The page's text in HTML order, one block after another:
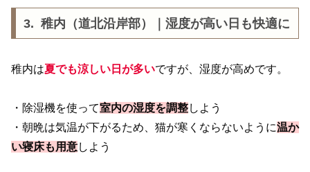
3. 稚内（道北沿岸部）｜湿度が高い日も快適に
稚内は夏でも涼しい日が多いですが、湿度が高めです。
・除湿機を使って室内の湿度を調整しよう
・朝晩は気温が下がるため、猫が寒くならないように温か
い寝床も用意しよう